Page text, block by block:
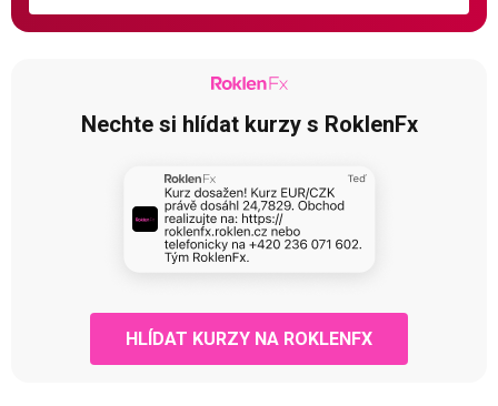
Nechte si hlídat kurzy s RoklenFx
HLÍDAT KURZY NA ROKLENFX